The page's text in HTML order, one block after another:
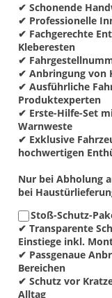
✔ Schonende
✔ Professionelle
✔ Fachgerechte
Kleberesten
✔
✔ Anbringung von
✔ Ausführliche
Produktexperten
✔ Erste-Hilfe-Set
Warnweste
✔ Exklusive
hochwertigen
Nur bei Abholung
bei
Stoß-Schutz-
✔ Transparente
Einstiege inkl.
✔ Passgenaue
Bereichen
✔ Schutz vor
Alltag